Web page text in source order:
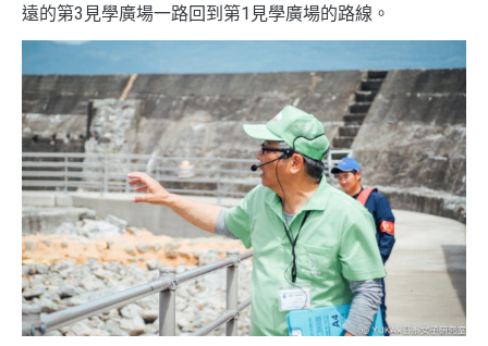
遠的第3見學廣場一路回到第1見學廣場的路線。